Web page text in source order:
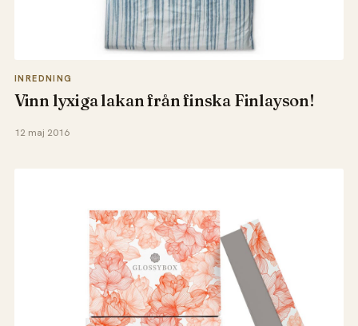
INREDNING
Vinn lyxiga lakan från finska Finlayson!
12 maj 2016